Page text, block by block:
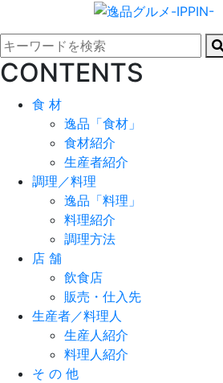
CONTENTS
食 材
逸品「食材」
食材紹介
生産者紹介
調理／料理
逸品「料理」
料理紹介
調理方法
店 舗
飲食店
販売・仕入先
生産者／料理人
生産人紹介
料理人紹介
そ の 他